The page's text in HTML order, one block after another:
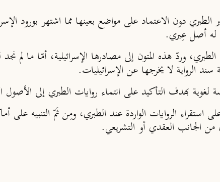
دون الاعتماد على مواضع بعينها مما اشتهر بورود
له أصل عِبري.
الطبري، وردّ هذه المتون إلى مصادرها الإسرائيلية، أمّا ما لم
الرواية لا يخرجها عن الإسرائيليات.
بهدف التأكيد على انتماء روايات الطبري إلى الأصول
استقراء الروايات الواردة عند الطبري، ومِن ثَمّ التنبيه على
الجانب العقدي أو التشريعي.